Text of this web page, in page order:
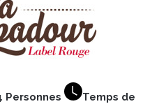
Personnes
Temps de